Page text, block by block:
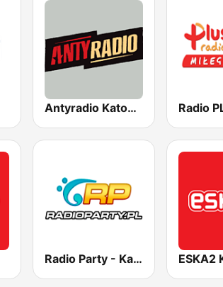
Antyradio Katowice Radio
Radio Party - Kanał Trance ESKA2